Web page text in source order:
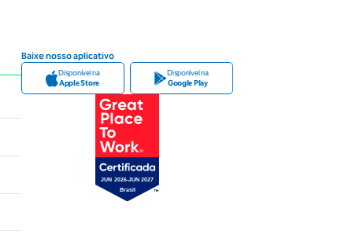
Baixe nosso aplicativo
Disponível na
Apple Store
Disponível na
Google Play